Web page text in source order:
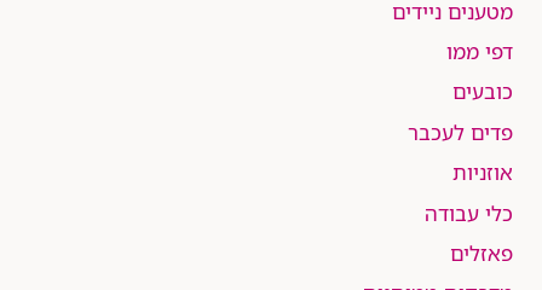
מטענים ניידים
דפי ממו
כובעים
פדים לעכבר
אוזניות
כלי עבודה
פאזלים